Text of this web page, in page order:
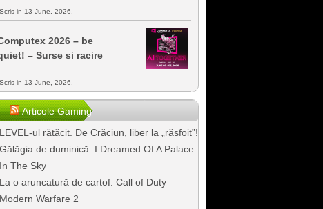
Scris in 13 June, 2026.
2026 – be
– Surse si racire
Scris in 13 June, 2026.
Articole Gaming
LEVEL-ul rătăcit. De Crăciun, liber la „răsfoit”!
Gălăgia de duminică: I Dreamed Of A Palace
In The Sky
La o aruncatură de cartof: Call of Duty
Modern Warfare 2